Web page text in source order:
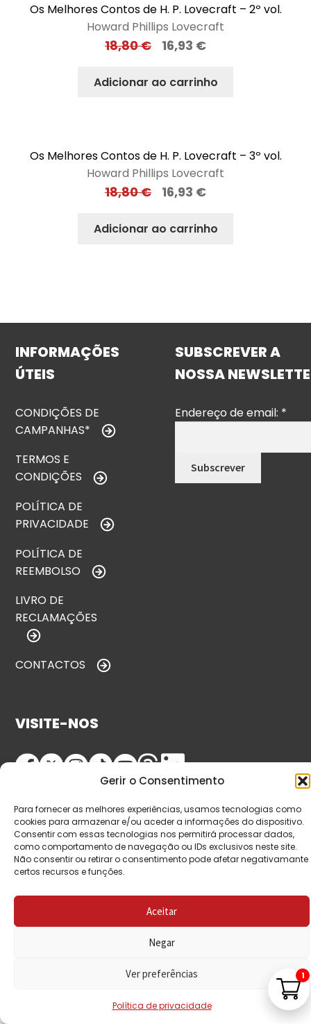
Gerir o Consentimento
Para fornecer as melhores experiências, usamos tecnologias como
cookies para armazenar e/ou aceder a informações do dispositivo.
Consentir com essas tecnologias nos permitirá processar dados,
como comportamento de navegação ou IDs exclusivos neste site.
Não consentir ou retirar o consentimento pode afetar negativamante
certos recursos e funções.
Aceitar
Negar
Ver preferências
Política de privacidade
Os Melhores Contos de H. P. Lovecraft – 2º vol.
Howard Phillips Lovecraft
18,80€ 16,93 €
Adicionar ao carrinho
Os Melhores Contos de H. P. Lovecraft – 3º vol.
Howard Phillips Lovecraft
18,80€ 16,93 €
Adicionar ao carrinho
INFORMAÇÕES
ÚTEIS
CONDIÇÕES DE
CAMPANHAS*
TERMOS E
CONDIÇÕES
POLÍTICA DE
PRIVACIDADE
POLÍTICA DE
REEMBOLSO
LIVRO DE
RECLAMAÇÕES
CONTACTOS
SUBSCREVER A
NOSSA
Endereço de email: *
VISITE-NOS
© Copyright 2026 Saída de Emergência. Todos os
direitos reservados.
1